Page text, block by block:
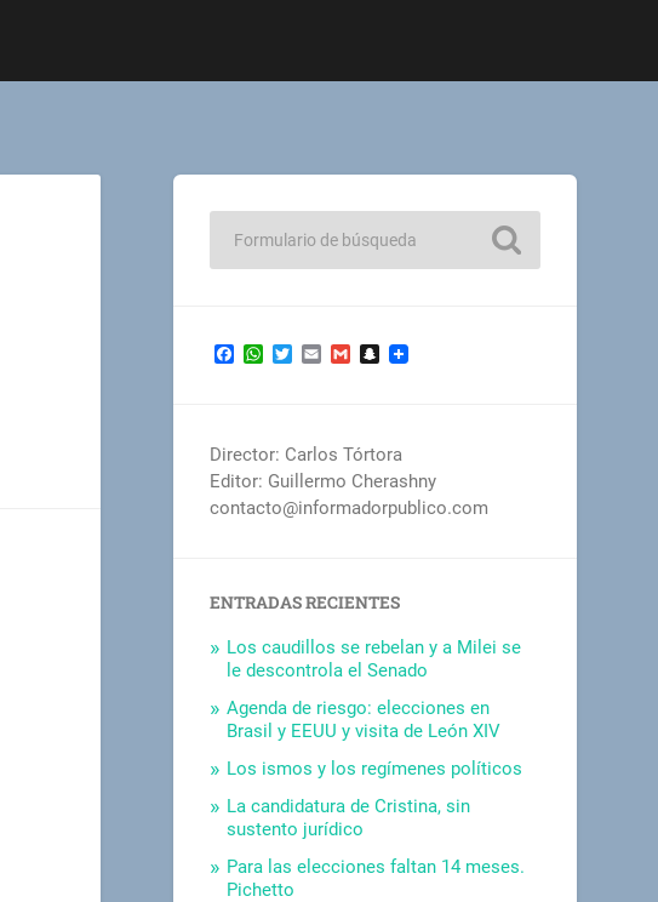
Facebook
WhatsApp
TwitterEmailGmailSnapchat
Director: Carlos Tórtora
Editor: Guillermo Cherashny
contacto@informadorpublico.com
ENTRADAS RECIENTES
Los caudillos se rebelan y a Milei se
le descontrola el Senado
Agenda de riesgo: elecciones en
Brasil y EEUU y visita de León XIV
Los ismos y los regímenes políticos
La candidatura de Cristina, sin
sustento jurídico
Para las elecciones faltan 14 meses.
Pichetto